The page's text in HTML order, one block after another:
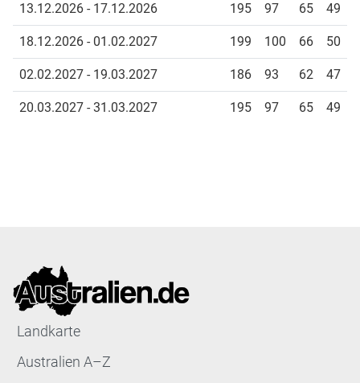
13.12.2026 - 17.12.2026 195 97 65 49
18.12.2026 - 01.02.2027 199 100 66 50
02.02.2027 - 19.03.2027 186 93 62 47
20.03.2027 - 31.03.2027 195 97 65 49
Landkarte
Australien A–Z